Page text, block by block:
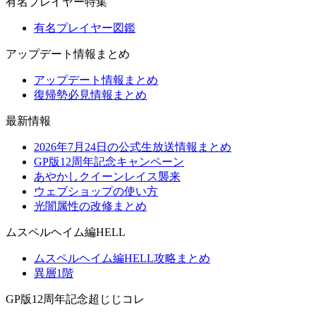
有名プレイヤー図鑑
アップデート情報まとめ
アップデート情報まとめ
復帰勢必見情報まとめ
最新情報
2026年7月24日の公式生放送情報まとめ
GP版12周年記念キャンペーン
あやかしクイーンレイス襲来
ウェブショップの使い方
光闇属性の改修まとめ
ムスペルヘイム編HELL
ムスペルヘイム編HELL攻略まとめ
異層1階
GP版12周年記念超じじコレ